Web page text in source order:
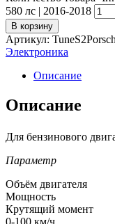
580 лс | 2016-2018
В корзину
Артикул:
Электроника
Описание
Описание
Для бензинового
Параметр
Объём двигателя
Мощность
Крутящий